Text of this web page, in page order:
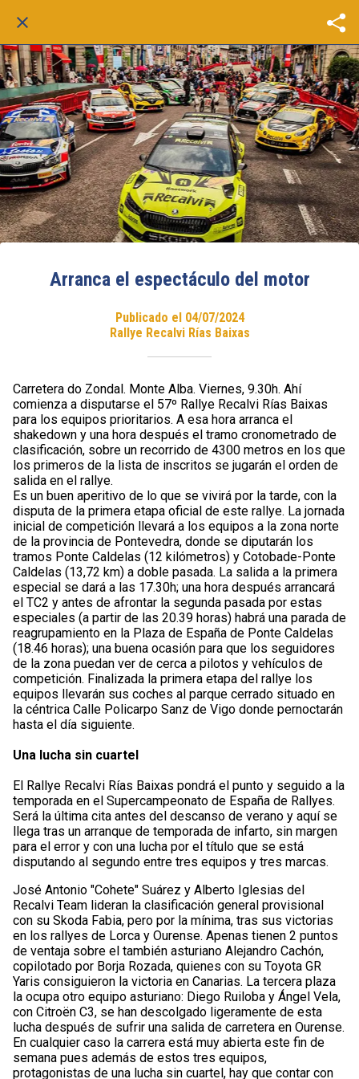
Arranca el espectáculo del motor
Publicado el 04/07/2024
Rallye Recalvi Rías Baixas
Carretera do Zondal. Monte Alba. Viernes, 9.30h. Ahí
comienza a disputarse el 57º Rallye Recalvi Rías Baixas
para los equipos prioritarios. A esa hora arranca el
shakedown y una hora después el tramo cronometrado de
clasificación, sobre un recorrido de 4300 metros en los que
los primeros de la lista de inscritos se jugarán el orden de
salida en el rallye.
Es un buen aperitivo de lo que se vivirá por la tarde, con la
disputa de la primera etapa oficial de este rallye. La jornada
inicial de competición llevará a los equipos a la zona norte
de la provincia de Pontevedra, donde se diputarán los
tramos Ponte Caldelas (12 kilómetros) y Cotobade-Ponte
Caldelas (13,72 km) a doble pasada. La salida a la primera
especial se dará a las 17.30h; una hora después arrancará
el TC2 y antes de afrontar la segunda pasada por estas
especiales (a partir de las 20.39 horas) habrá una parada de
reagrupamiento en la Plaza de España de Ponte Caldelas
(18.46 horas); una buena ocasión para que los seguidores
de la zona puedan ver de cerca a pilotos y vehículos de
competición. Finalizada la primera etapa del rallye los
equipos llevarán sus coches al parque cerrado situado en
la céntrica Calle Policarpo Sanz de Vigo donde pernoctarán
hasta el día siguiente.
Una lucha sin cuartel
El Rallye Recalvi Rías Baixas pondrá el punto y seguido a la
temporada en el Supercampeonato de España de Rallyes.
Será la última cita antes del descanso de verano y aquí se
llega tras un arranque de temporada de infarto, sin margen
para el error y con una lucha por el título que se está
disputando al segundo entre tres equipos y tres marcas.
José Antonio "Cohete" Suárez y Alberto Iglesias del
Recalvi Team lideran la clasificación general provisional
con su Skoda Fabia, pero por la mínima, tras sus victorias
en los rallyes de Lorca y Ourense. Apenas tienen 2 puntos
de ventaja sobre el también asturiano Alejandro Cachón,
copilotado por Borja Rozada, quienes con su Toyota GR
Yaris consiguieron la victoria en Canarias. La tercera plaza
la ocupa otro equipo asturiano: Diego Ruiloba y Ángel Vela,
con Citroën C3, se han descolgado ligeramente de esta
lucha después de sufrir una salida de carretera en Ourense.
En cualquier caso la carrera está muy abierta este fin de
semana pues además de estos tres equipos,
protagonistas de una lucha sin cuartel, hay que contar con